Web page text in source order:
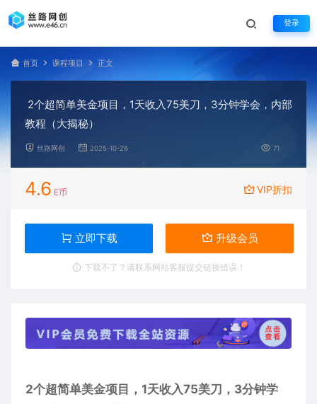
登录
首页 课程项目 正文
2个超简单美金项目，1天收入75美刀，3分钟学会，内部
教程（大揭秘）
丝路网创 2025-10-26 71
4.6 E币 VIP折扣
立即下载 升级会员
下载不了？请联系网站客服提交链接错误！
2个超简单美金项目，1天收入75美刀，3分钟学